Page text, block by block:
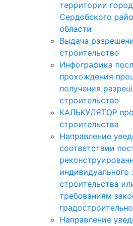
территории
Сердобского
области
Выдача
строительство
Инфографика
прохождения
получения
строительство
КАЛЬКУЛЯТОР
строительства
Направление
соответствии
строительства
требованиям
Направление